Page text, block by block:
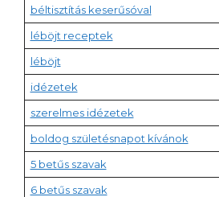
béltisztítás keserűsóval
léböjt receptek
léböjt
idézetek
szerelmes idézetek
boldog születésnapot kívánok
5 betűs szavak
6 betűs szavak